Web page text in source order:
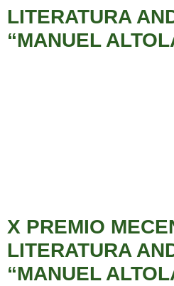
LITERATURA
“MANUEL
X PREMIO
LITERATURA
“MANUEL